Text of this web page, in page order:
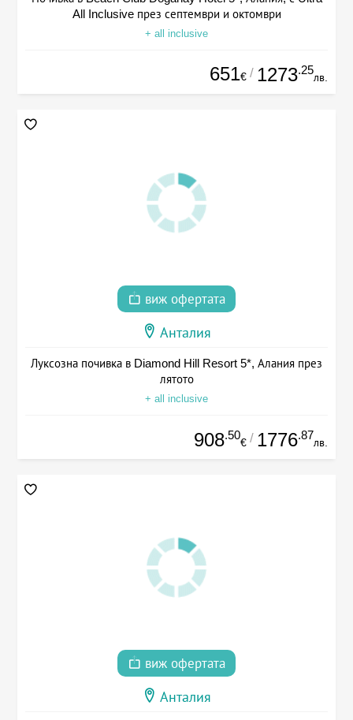
All Inclusive през септември и октомври
+ all inclusive
651€ / 1273.25
лв.
виж офертата
Анталия
Луксозна почивка в Diamond Hill Resort 5*, Алания през
лятото
+ all inclusive
908.50
€ / 1776.87
лв.
виж офертата
Анталия